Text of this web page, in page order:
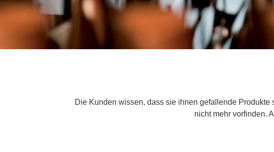
Die Kunden wissen, dass sie ihnen gefallende
nicht mehr vorfinden.